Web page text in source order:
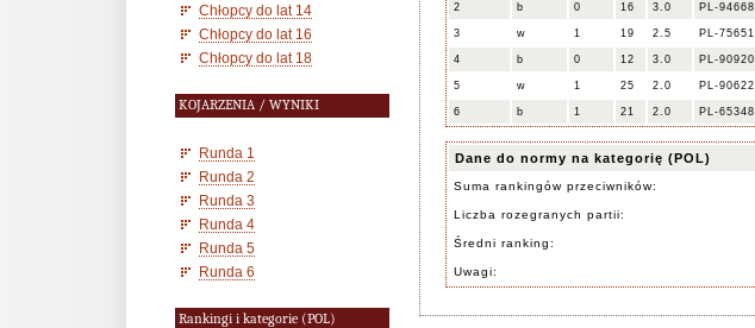
Chłopcy do lat 14
Chłopcy do lat 16
Chłopcy do lat 18
KOJARZENIA / WYNIKI
Runda 1
Runda 2
Runda 3
Runda 4
Runda 5
Runda 6
Rankingi i kategorie (POL)
2 b 0 16 3.0 PL-94668
3 w 1 19 2.5 PL-75651
4 b 0 12 3.0 PL-90920
5 w 1 25 2.0 PL-90622
6 b 1 21 2.0 PL-65348
Dane do normy na kategorię (POL)
Suma rankingów przeciwników:
Liczba rozegranych partii:
Średni ranking:
Uwagi: